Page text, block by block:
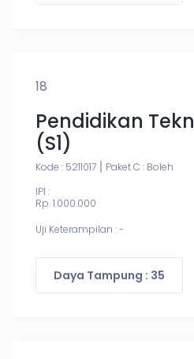
18
Pendidikan
(S1)
Kode : 5211017
Paket C : Boleh
IPI :
Rp. 1.000.000
Uji Keterampilan : -
Daya Tampung : 35